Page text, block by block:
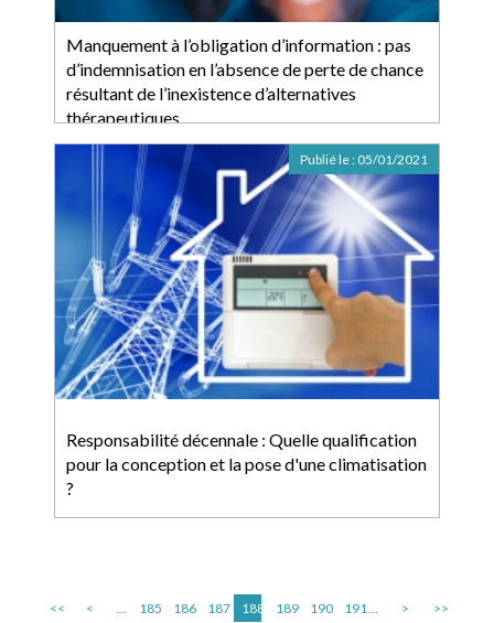
Manquement à l’obligation d’information : pas
d’indemnisation en l’absence de perte de chance
résultant de l’inexistence d’alternatives
thérapeutiques
Responsabilité décennale : Quelle qualification
pour la conception et la pose d'une climatisation
?
Publié le : 05/01/2021
<< < ... 185 186 187 188 189 190 191... > >>